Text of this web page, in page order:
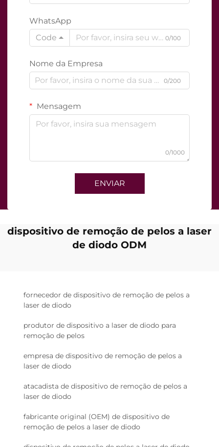
WhatsApp
Code
0/100
Nome da Empresa
0/200
Mensagem
0/1000
ENVIAR
dispositivo de remoção de pelos a laser
de diodo ODM
fornecedor de dispositivo de remoção de pelos a
laser de diodo
produtor de dispositivo a laser de diodo para
remoção de pelos
empresa de dispositivo de remoção de pelos a
laser de diodo
atacadista de dispositivo de remoção de pelos a
laser de diodo
fabricante original (OEM) de dispositivo de
remoção de pelos a laser de diodo